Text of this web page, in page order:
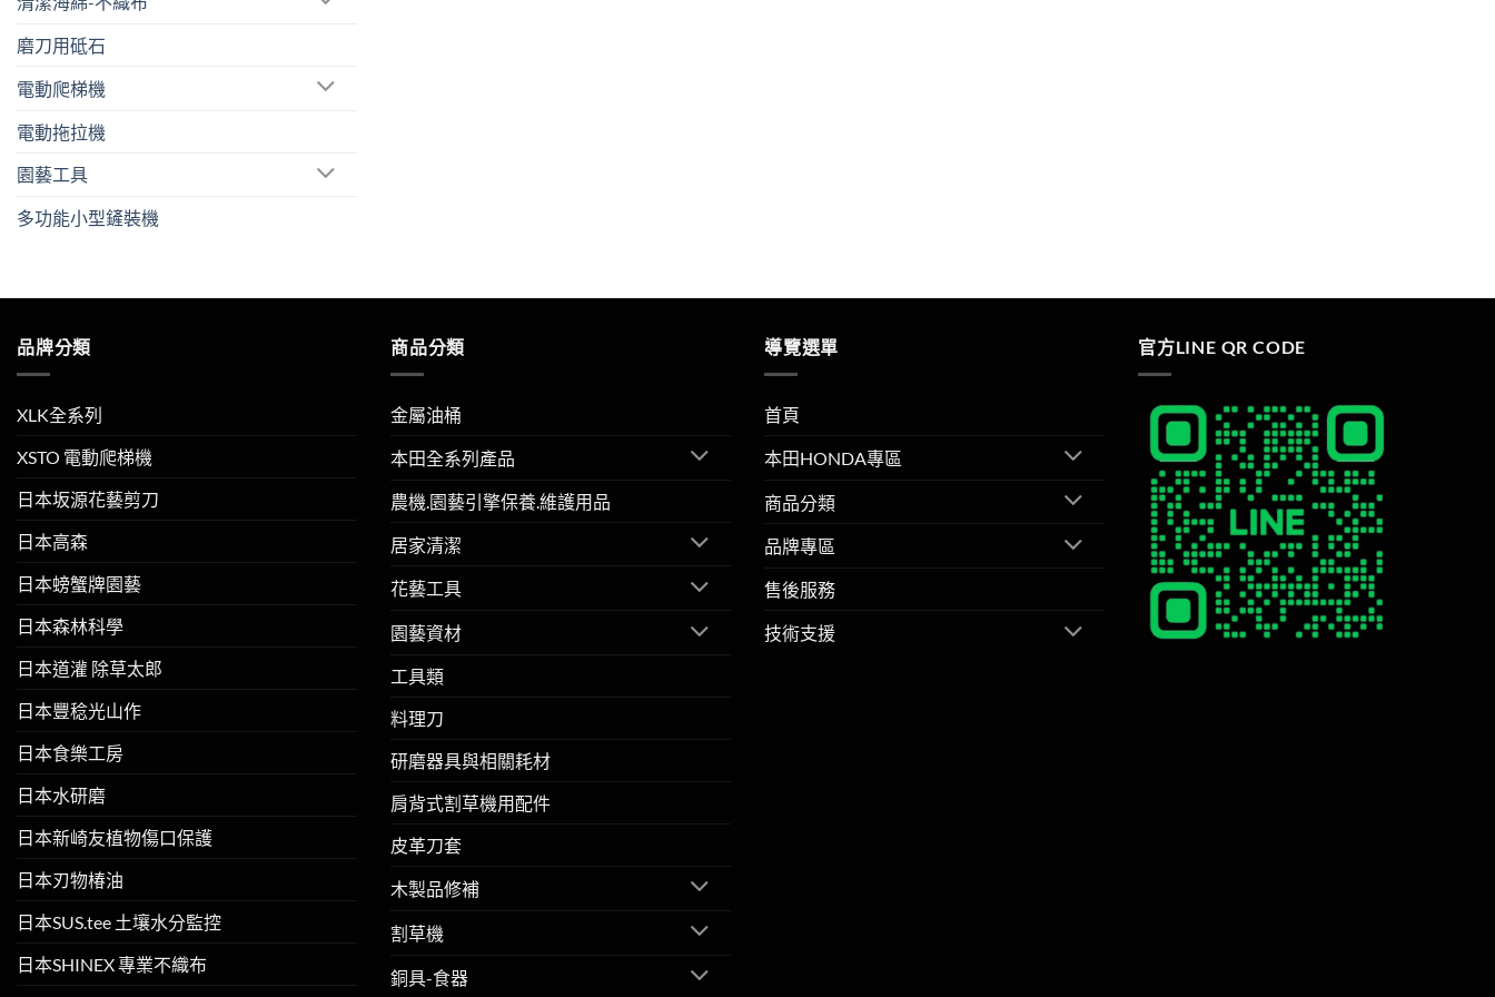
磨刀用砥石
電動爬梯機
電動拖拉機
園藝工具
多功能小型鏟裝機
品牌分類
XLK全系列
XSTO 電動爬梯機
日本坂源花藝剪刀
日本高森
日本螃蟹牌園藝
日本森林科學
日本道灌 除草太郎
日本豐稔光山作
日本食樂工房
日本水研磨
日本新崎友植物傷口保護
日本刃物椿油
日本SUS.tee 土壤水分監控
日本SHINEX 專業不織布
商品分類
金屬油桶
本田全系列產品
農機.園藝引擎保養.維護用品
居家清潔
花藝工具
園藝資材
工具類
料理刀
研磨器具與相關耗材
肩背式割草機用配件
皮革刀套
木製品修補
割草機
銅具-食器
導覽選單
首頁
本田HONDA專區
商品分類
品牌專區
售後服務
技術支援
官方LINE QR CODE